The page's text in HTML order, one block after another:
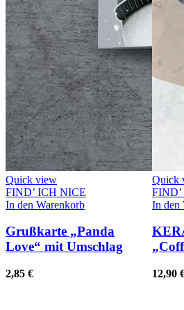
Quick view
FIND’ ICH NICE
In den Warenkorb
Grußkarte „Panda
Love“ mit Umschlag
2,85 €
Quick
In den
12,90